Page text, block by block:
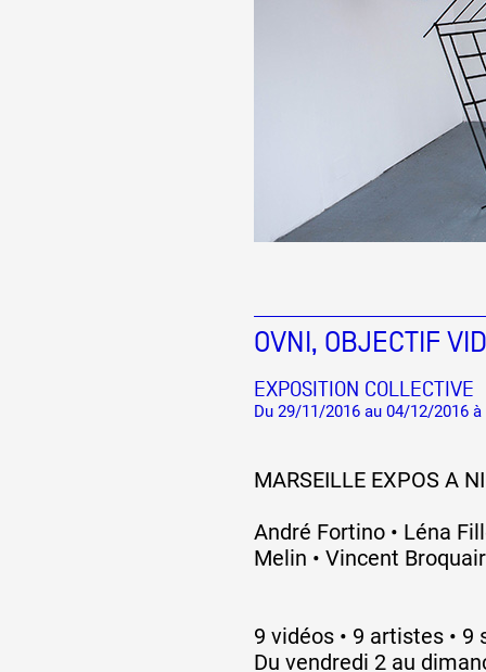
OVNI, OBJECTIF
EXPOSITION COLLECTIVE
Du 29/11/2016 au 04/12/2016
MARSEILLE EXPOS A
André Fortino • Léna
Melin • Vincent
9 vidéos • 9 artistes •
Du vendredi 2 au